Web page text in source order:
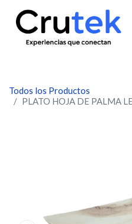
Todos los Productos
PLATO HOJA DE PALMA